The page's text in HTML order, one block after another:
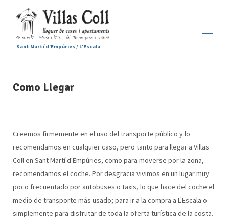
Sant Martí d'Empúries / L'Escala
Contacto
Como Llegar
Creemos firmemente en el uso del transporte público y lo
recomendamos en cualquier caso, pero tanto para llegar a Villas
Coll en Sant Martí d'Empúries, como para moverse por la zona,
recomendamos el coche. Por desgracia vivimos en un lugar muy
poco frecuentado por autobuses o taxis, lo que hace del coche el
medio de transporte más usado; para ir a la compra a L'Escala o
simplemente para disfrutar de toda la oferta turística de la costa.